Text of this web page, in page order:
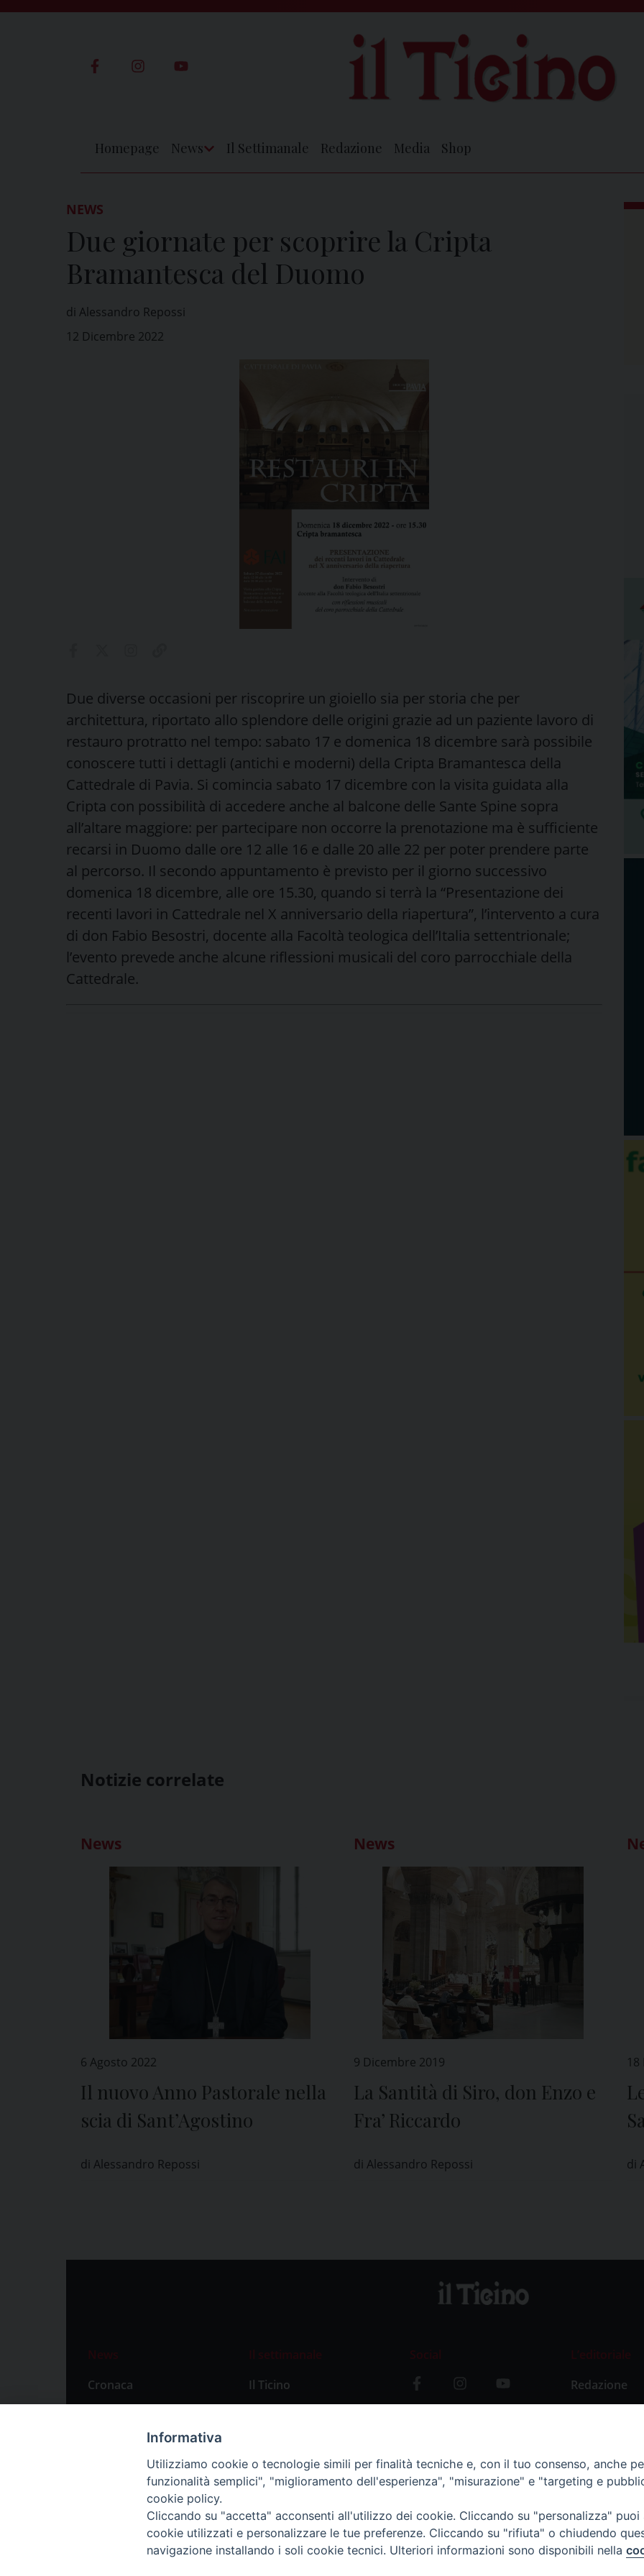
Homepage News Il Settimanale Redazione Media Shop
NEWS
Due giornate per scoprire la Cripta
Bramantesca del Duomo
di Alessandro Repossi
12 Dicembre 2022
Due diverse occasioni per riscoprire un gioiello sia per storia che per
architettura, riportato allo splendore delle origini grazie ad un paziente lavoro di
restauro protratto nel tempo: sabato 17 e domenica 18 dicembre sarà possibile
conoscere tutti i dettagli (antichi e moderni) della Cripta Bramantesca della
Cattedrale di Pavia. Si comincia sabato 17 dicembre con la visita guidata alla
Cripta con possibilità di accedere anche al balcone delle Sante Spine sopra
all’altare maggiore: per partecipare non occorre la prenotazione ma è sufficiente
recarsi in Duomo dalle ore 12 alle 16 e dalle 20 alle 22 per poter prendere parte
al percorso. Il secondo appuntamento è previsto per il giorno successivo
domenica 18 dicembre, alle ore 15.30, quando si terrà la “Presentazione dei
recenti lavori in Cattedrale nel X anniversario della riapertura”, l’intervento a cura
di don Fabio Besostri, docente alla Facoltà teologica dell’Italia settentrionale;
l’evento prevede anche alcune riflessioni musicali del coro parrocchiale della
Cattedrale.
Notizie correlate
News
6 Agosto 2022
Il nuovo Anno Pastorale nella
scia di Sant’Agostino
di Alessandro Repossi
News
9 Dicembre 2019
La Santità di Siro, don Enzo e
Fra’ Riccardo
di Alessandro Repossi di
News
Cronaca
Attualità
Primo Piano
Il settimanale
Il Ticino
Abbonamenti
Social
L’editoriale
Redazione
Storia
Informativa
Utilizziamo cookie o tecnologie simili per finalità tecniche e, con il tuo consenso, anche
funzionalità semplici", "miglioramento dell'esperienza", "misurazione" e "targeting e
cookie policy.
Cliccando su "accetta" acconsenti all'utilizzo dei cookie. Cliccando su "personalizza"
cookie utilizzati e personalizzare le tue preferenze. Cliccando su "rifiuta" o chiudendo
navigazione installando i soli cookie tecnici. Ulteriori informazioni sono disponibili nella